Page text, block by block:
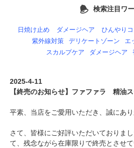
検索注目ワ
日焼け止め ダメージヘア ひんやり
紫外線対策
デリケートゾーン
エ
スカルプケア
ダメージヘア
2025-4-11
【終売のお知らせ】ファファラ 精油ス
平素、当店をご愛用いただき、誠にあり
さて、皆様にご好評いただいておりま
て、残念ながら在庫限りで終売とさせ